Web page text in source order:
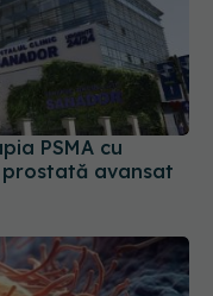
PSMA cu
avansat